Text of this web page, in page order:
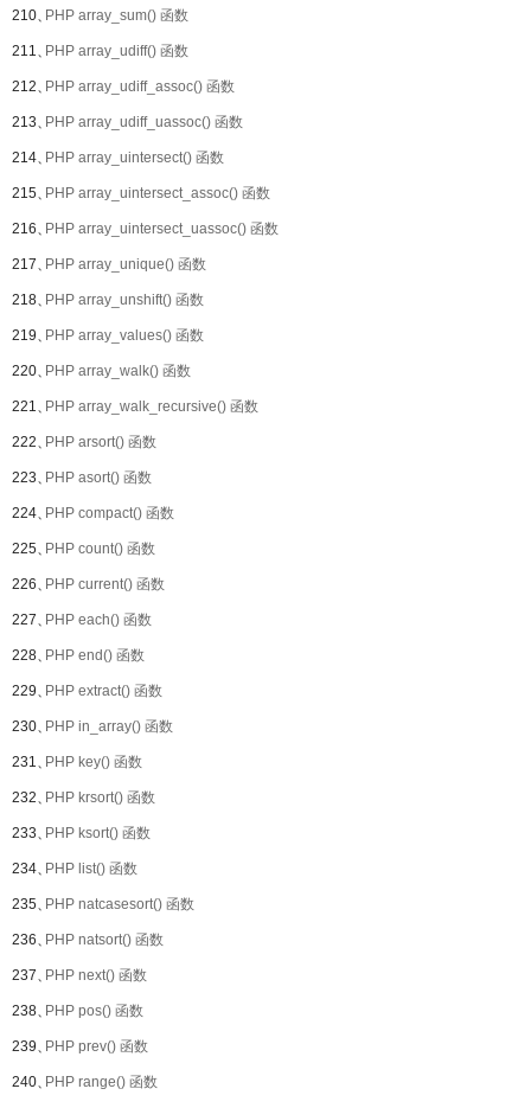
210、PHP array_sum() 函数
211、PHP array_udiff() 函数
212、PHP array_udiff_assoc() 函数
213、PHP array_udiff_uassoc() 函数
214、PHP array_uintersect() 函数
215、PHP array_uintersect_assoc() 函数
216、PHP array_uintersect_uassoc() 函数
217、PHP array_unique() 函数
218、PHP array_unshift() 函数
219、PHP array_values() 函数
220、PHP array_walk() 函数
221、PHP array_walk_recursive() 函数
222、PHP arsort() 函数
223、PHP asort() 函数
224、PHP compact() 函数
225、PHP count() 函数
226、PHP current() 函数
227、PHP each() 函数
228、PHP end() 函数
229、PHP extract() 函数
230、PHP in_array() 函数
231、PHP key() 函数
232、PHP krsort() 函数
233、PHP ksort() 函数
234、PHP list() 函数
235、PHP natcasesort() 函数
236、PHP natsort() 函数
237、PHP next() 函数
238、PHP pos() 函数
239、PHP prev() 函数
240、PHP range() 函数